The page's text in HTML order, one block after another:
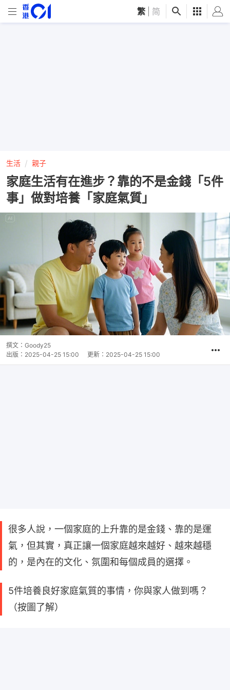
繁 简
生活 親子
家庭生活有在進步？靠的不是金錢「5件
事」做對培養「家庭氣質」
撰文： Goody25
出版： 2025-04-25 15:00 更新： 2025-04-25 15:00
很多人說，一個家庭的上升靠的是金錢、靠的是運
氣，但其實，真正讓一個家庭越來越好、越來越穩
的，是內在的文化、氛圍和每個成員的選擇。
5件培養良好家庭氣質的事情，你與家人做到嗎？
（按圖了解）